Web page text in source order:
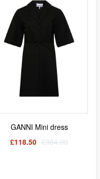
GANNI Mini dress
£118.50 £304.00